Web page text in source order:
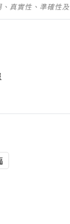
真實性、準確性